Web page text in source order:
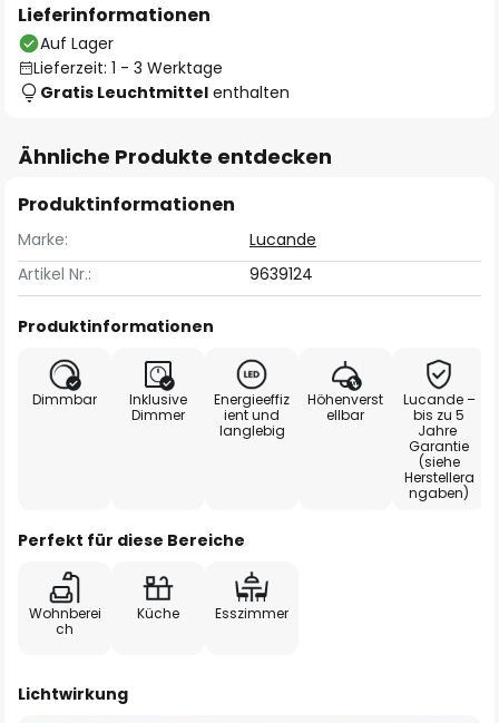
Lieferinformationen
Auf Lager
Lieferzeit: 1 - 3 Werktage
Gratis Leuchtmittel enthalten
Ähnliche Produkte entdecken
Produktinformationen
Marke:
Lucande
Artikel Nr.:
9639124
Produktinformationen
Dimmbar
Inklusive
Dimmer
Energieeffiz
ient und
langlebig
Höhenverst
ellbar
Lucande –
bis zu 5
Jahre
Garantie
(siehe
Herstellera
ngaben)
Perfekt für diese Bereiche
Wohnberei
ch
Küche Esszimmer
Lichtwirkung